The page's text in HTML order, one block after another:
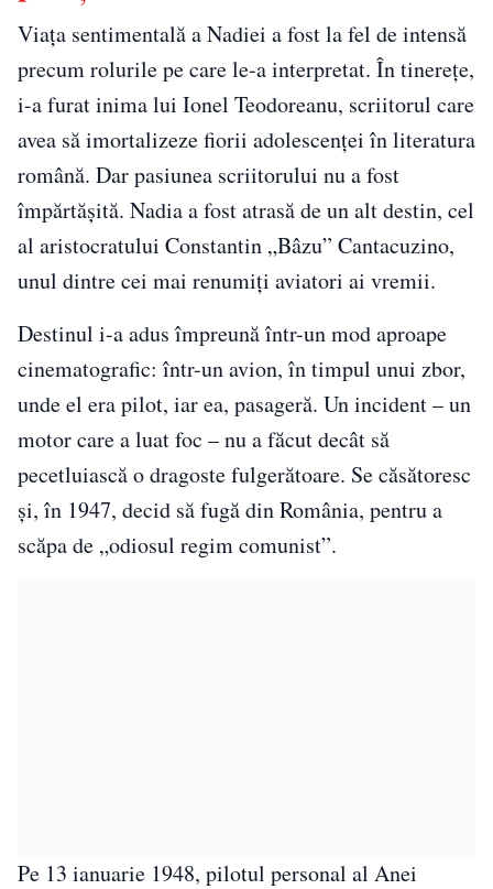
Viața sentimentală a Nadiei a fost la fel de intensă
precum rolurile pe care le-a interpretat. În tinerețe,
i-a furat inima lui Ionel Teodoreanu, scriitorul care
avea să imortalizeze fiorii adolescenței în literatura
română. Dar pasiunea scriitorului nu a fost
împărtășită. Nadia a fost atrasă de un alt destin, cel
al aristocratului Constantin „Bâzu” Cantacuzino,
unul dintre cei mai renumiți aviatori ai vremii.
Destinul i-a adus împreună într-un mod aproape
cinematografic: într-un avion, în timpul unui zbor,
unde el era pilot, iar ea, pasageră. Un incident – un
motor care a luat foc – nu a făcut decât să
pecetluiască o dragoste fulgerătoare. Se căsătoresc
și, în 1947, decid să fugă din România, pentru a
scăpa de „odiosul regim comunist”.
Pe 13 ianuarie 1948, pilotul personal al Anei